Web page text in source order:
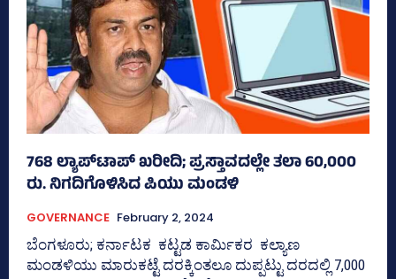
768 ಲ್ಯಾಪ್‌ಟಾಪ್‌ ಖರೀದಿ; ಪ್ರಸ್ತಾವದಲ್ಲೇ ತಲಾ 60,000
ರು. ನಿಗದಿಗೊಳಿಸಿದ ಪಿಯು ಮಂಡಳಿ
GOVERNANCE February 2, 2024
ಬೆಂಗಳೂರು; ಕರ್ನಾಟಕ ಕಟ್ಟಡ ಕಾರ್ಮಿಕರ ಕಲ್ಯಾಣ
ಮಂಡಳಿಯು ಮಾರುಕಟ್ಟೆ ದರಕ್ಕಿಂತಲೂ ದುಪ್ಪಟ್ಟು ದರದಲ್ಲಿ 7,000